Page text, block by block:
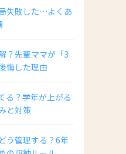
失敗した…よくあ
？先輩ママが「3
悔した理由
る？学年が上がる
と対策
う管理する？6年